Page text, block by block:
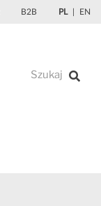
B2B PL EN